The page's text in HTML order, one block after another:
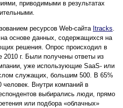
приводимыми в результатах
ресурсов Web-сайта Itracks.
основе данных, содержащихся на
решения. Опрос происходил в
2010 г. Были получены ответы из
уже использующие SaaS- или
служащих, большим 500. В 65%
человек. Внутри компаний в
выбирались люди, прямо
или подбора «облачных»